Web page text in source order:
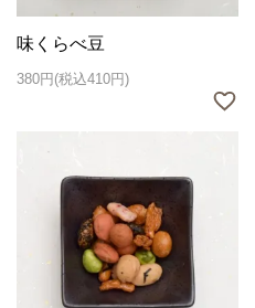
味くらべ豆
380円(税込410円)